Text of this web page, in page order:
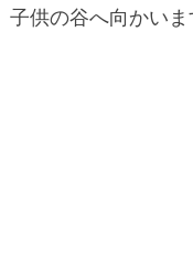
子供の谷へ向かい